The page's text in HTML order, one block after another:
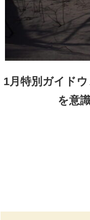
1月特別ガイド
を意